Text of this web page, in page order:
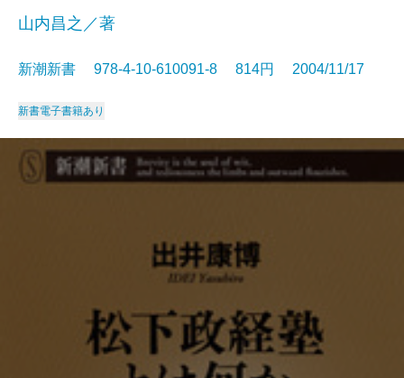
山内昌之／著
新潮新書 978-4-10-610091-8 814円 2004/11/17
新書電子書籍あり